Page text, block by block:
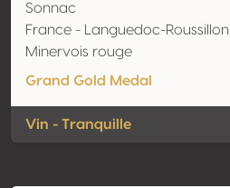
Sonnac
France - Languedoc-Roussillon
Minervois rouge
Grand Gold Medal
Vin - Tranquille